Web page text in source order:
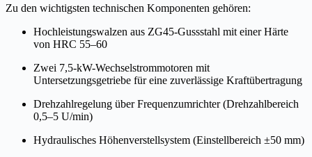
Zu den wichtigsten technischen Komponenten gehören:
Hochleistungswalzen aus ZG45-Gussstahl mit einer Härte
von HRC 55–60
Zwei 7,5-kW-Wechselstrommotoren mit
Untersetzungsgetriebe für eine zuverlässige Kraftübertragung
Drehzahlregelung über Frequenzumrichter (Drehzahlbereich
0,5–5 U/min)
Hydraulisches Höhenverstellsystem (Einstellbereich ±50 mm)